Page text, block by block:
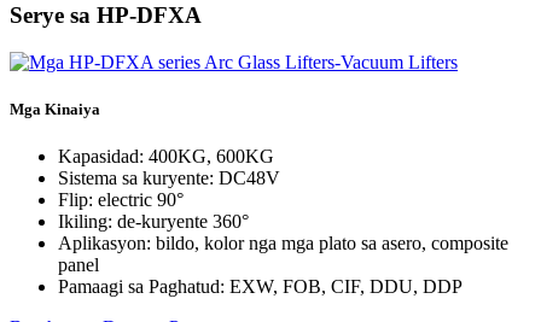
Serye sa HP-DFXA
Mga Kinaiya
Kapasidad: 400KG, 600KG
Sistema sa kuryente: DC48V
Flip: electric 90°
Ikiling: de-kuryente 360°
Aplikasyon: bildo, kolor nga mga plato sa asero, composite
panel
Pamaagi sa Paghatud: EXW, FOB, CIF, DDU, DDP